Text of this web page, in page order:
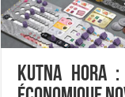
Kutna Hora